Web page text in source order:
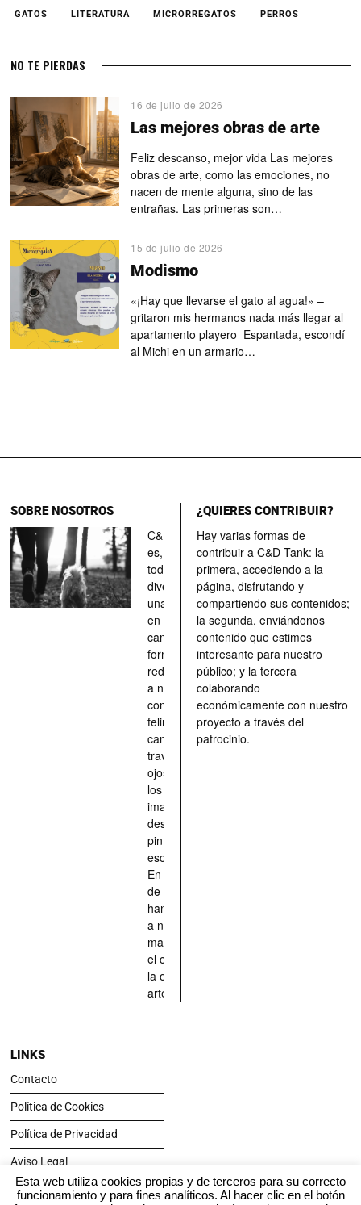
GATOS LITERATURA MICRORREGATOS PERROS
NO TE PIERDAS
16 de julio de 2026
Las mejores obras de arte
Feliz descanso, mejor vida Las mejores
obras de arte, como las emociones, no
nacen de mente alguna, sino de las
entrañas. Las primeras son…
15 de julio de 2026
Modismo
«¡Hay que llevarse el gato al agua!» –
gritaron mis hermanos nada más llegar al
apartamento playero Espantada, escondí
al Michi en un armario…
SOBRE NOSOTROS
C&D Tank
es, ante
todo, un
divertimento,
una parada
en el
camino, una
forma de
redescubrir
a nuestros
compañeros
felinos y
caninos a
través de los
ojos quienes
los han
imaginado,
descrito,
pintado,
esculpido...
En definitiva,
de aquellos
han situado
a nuestras
mascotas en
el centro de
la obra de
arte.
¿QUIERES CONTRIBUIR?
Hay varias formas de
contribuir a C&D Tank: la
primera, accediendo a la
página, disfrutando y
compartiendo sus contenidos;
la segunda, enviándonos
contenido que estimes
interesante para nuestro
público; y la tercera
colaborando
económicamente con nuestro
proyecto a través del
patrocinio.
LINKS
Contacto
Política de Cookies
Política de Privacidad
Aviso Legal
SÍGUENOS
Esta web utiliza cookies propias y de terceros para su correcto
funcionamiento y para fines analíticos. Al hacer clic en el botón